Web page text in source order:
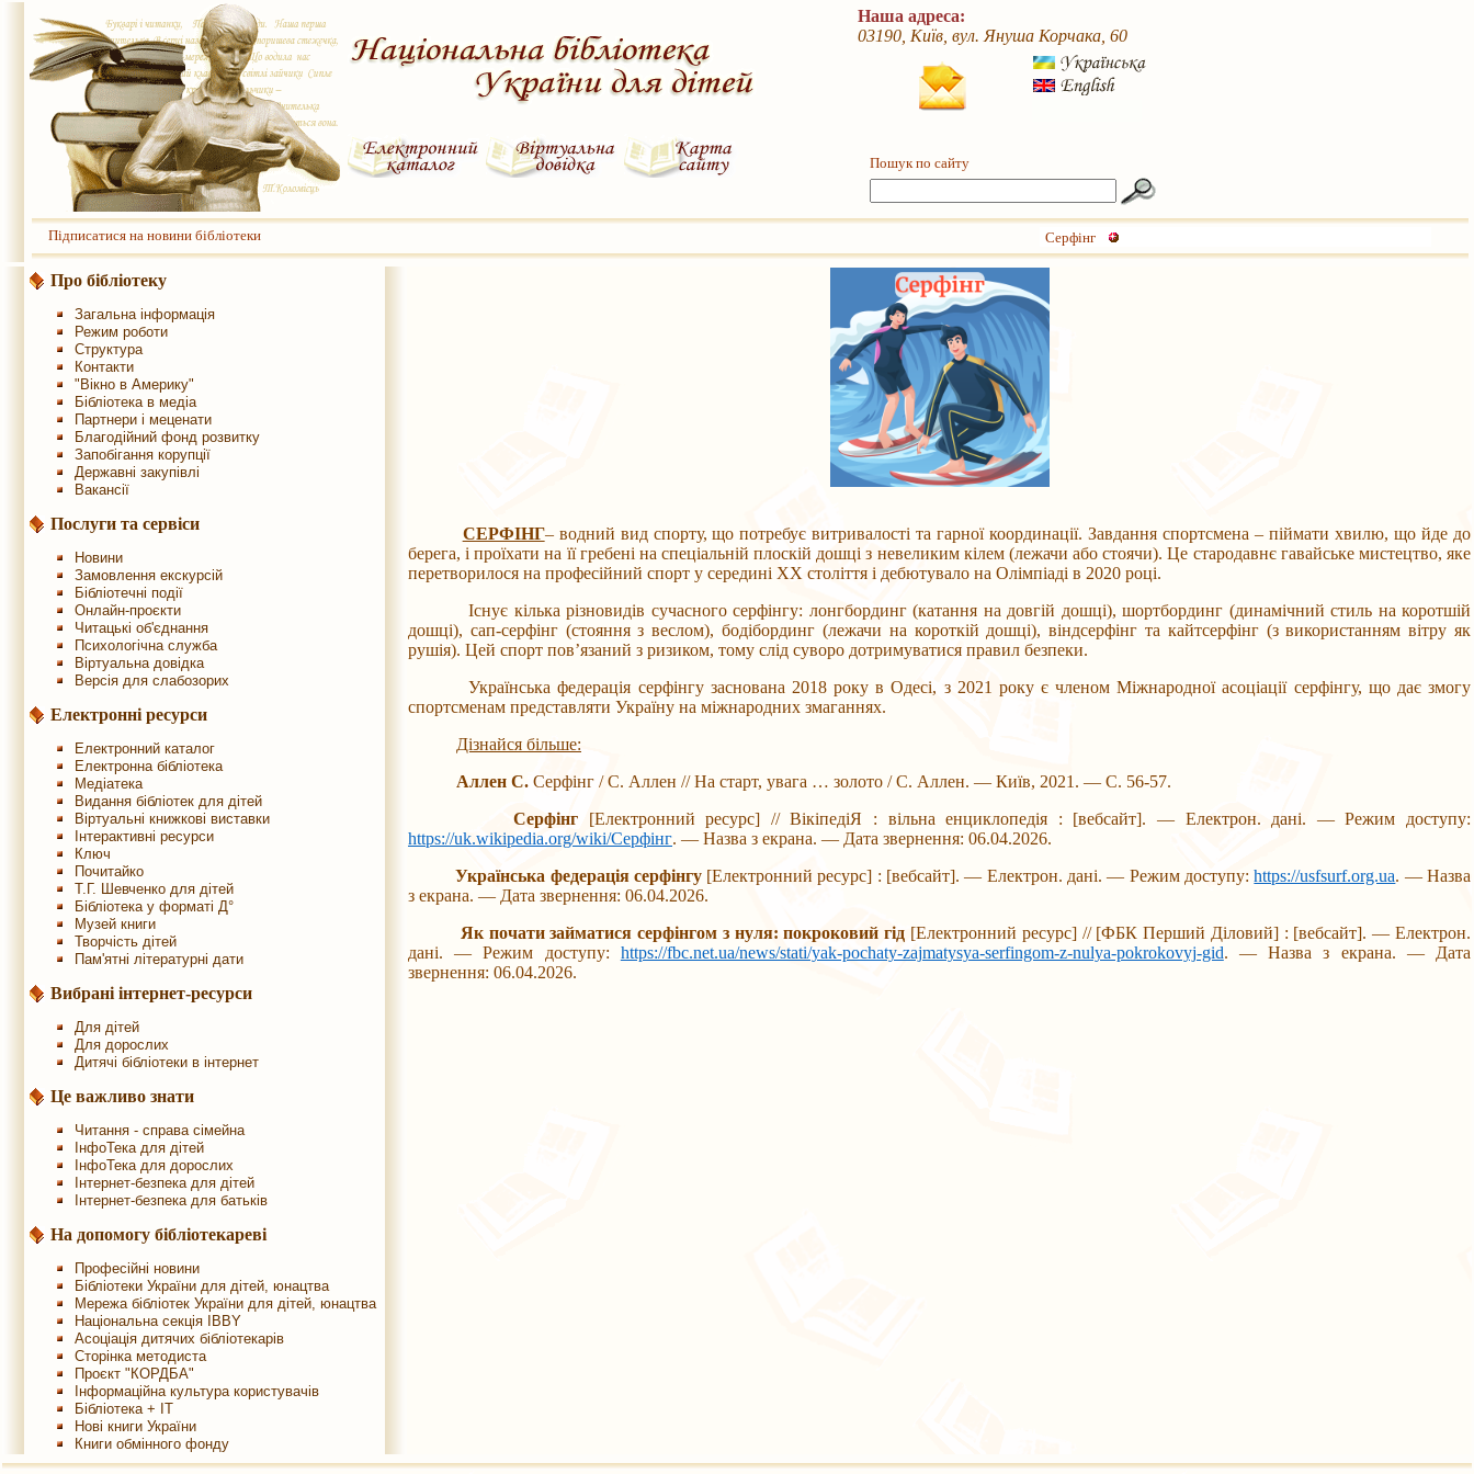
Наша адреса:
03190, Київ, вул. Януша Корчака, 60
Пошук по сайту
Підписатися на новини бібліотеки Серфінг
Про бібліотеку
Загальна інформація
Режим роботи
Структура
Контакти
"Вікно в Америку"
Бібліотека в медіа
Партнери і меценати
Благодійний фонд розвитку
Запобігання корупції
Державні закупівлі
Вакансії
Послуги та сервіси
Новини
Замовлення екскурсій
Бібліотечні події
Онлайн-проєкти
Читацькі об'єднання
Психологічна служба
Віртуальна довідка
Версія для слабозорих
Електронні ресурси
Електронний каталог
Електронна бібліотека
Медіатека
Видання бібліотек для дітей
Віртуальні книжкові виставки
Інтерактивні ресурси
Ключ
Почитайко
Т.Г. Шевченко для дітей
Бібліотека у форматі Д°
Музей книги
Творчість дітей
Пам'ятні літературні дати
Вибрані інтернет-ресурси
Для дітей
Для дорослих
Дитячі бібліотеки в інтернет
Це важливо знати
Читання - справа сімейна
ІнфоТека для дітей
ІнфоТека для дорослих
Інтернет-безпека для дітей
Інтернет-безпека для батьків
На допомогу бібліотекареві
Професійні новини
Бібліотеки України для дітей, юнацтва
Мережа бібліотек України для дітей, юнацтва
Національна секція IBBY
Асоціація дитячих бібліотекарів
Сторінка методиста
Проєкт "КОРДБА"
Інформаційна культура користувачів
Бібліотека + IT
Нові книги України
Книги обмінного фонду
СЕРФІНГ– водний вид спорту, що потребує витривалості та гарної координації. Завдання спортсмена – піймати хвилю, що йде до
берега, і проїхати на її гребені на спеціальній плоскій дошці з невеликим кілем (лежачи або стоячи). Це стародавнє гавайське мистецтво, яке
перетворилося на професійний спорт у середині XX століття і дебютувало на Олімпіаді в 2020 році.
Існує кілька різновидів сучасного серфінгу: лонгбординг (катання на довгій дошці), шортбординг (динамічний стиль на коротшій
дошці), сап-серфінг (стояння з веслом), бодібординг (лежачи на короткій дошці), віндсерфінг та кайтсерфінг (з використанням вітру як
рушія). Цей спорт пов’язаний з ризиком, тому слід суворо дотримуватися правил безпеки.
Українська федерація серфінгу заснована 2018 року в Одесі, з 2021 року є членом Міжнародної асоціації серфінгу, що дає змогу
спортсменам представляти Україну на міжнародних змаганнях.
Дізнайся більше:
Аллен С. Серфінг / С. Аллен // На старт, увага … золото / С. Аллен. — Київ, 2021. — С. 56-57.
Серфінг [Електронний ресурс] // ВікіпедіЯ : вільна енциклопедія : [вебсайт]. — Електрон. дані. — Режим доступу:
https://uk.wikipedia.org/wiki/Серфінг. — Назва з екрана. — Дата звернення: 06.04.2026.
Українська федерація серфінгу [Електронний ресурс] : [вебсайт]. — Електрон. дані. — Режим доступу:https://usfsurf.org.ua. — Назва
з екрана. — Дата звернення: 06.04.2026.
Як почати займатися серфінгом з нуля: покроковий гід [Електронний ресурс] // [ФБК Перший Діловий] : [вебсайт]. — Електрон.
дані. — Режим доступу: https://fbc.net.ua/news/stati/yak-pochaty-zajmatysya-serfingom-z-nulya-pokrokovyj-gid. — Назва з екрана. — Дата
звернення: 06.04.2026.